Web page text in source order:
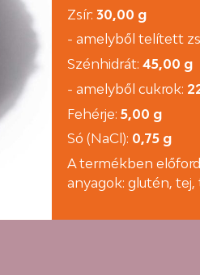
Zsír:30,00 g
- amelyből telített
Szénhidrát:45,00 g
- amelyből cukrok:
Fehérje:5,00 g
Só (NaCl): 0,75 g
A termékben
anyagok: glutén,